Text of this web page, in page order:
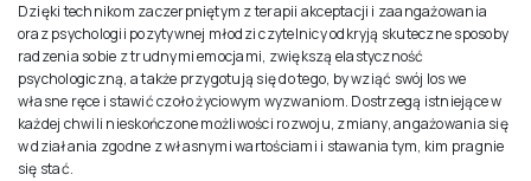
Dzięki technikom zaczerpniętym z terapii akceptacji i zaangażowania
oraz psychologii pozytywnej młodzi czytelnicy odkryją skuteczne sposoby
radzenia sobie z trudnymi emocjami, zwiększą elastyczność
psychologiczną, a także przygotują się do tego, by wziąć swój los we
własne ręce i stawić czoło życiowym wyzwaniom. Dostrzegą istniejące w
każdej chwili nieskończone możliwości rozwoju, zmiany, angażowania się
w działania zgodne z własnymi wartościami i stawania tym, kim pragnie
się stać.